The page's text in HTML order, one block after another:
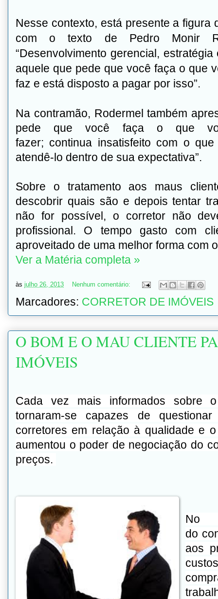
Nesse contexto, está presente a figura
com o texto de Pedro Monir
“Desenvolvimento gerencial,
aquele que pede que você faça o que
faz e está disposto a pagar por isso”.
Na contramão, Rodermel também
pede que você faça o que
fazer; continua insatisfeito com o
atendê-lo dentro de sua expectativa”.
Sobre o tratamento aos maus
descobrir quais são e depois tentar
não for possível, o corretor não
profissional. O tempo gasto com
aproveitado de uma melhor forma com
Ver a Matéria completa »
às julho 26, 2013 Nenhum comentário:
Marcadores: CORRETOR DE IMÓVEIS
O BOM E O MAU CLIENTE
IMÓVEIS
Cada vez mais informados
sobre
tornaram-se capazes de
corretores em relação à qualidade e
aumentou o poder de negociação do
preços.
No
do
aos